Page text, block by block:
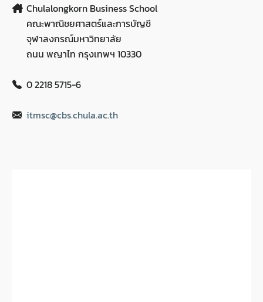
Chulalongkorn Business School
คณะพาณิชยศาสตร์และการบัญชี
จุฬาลงกรณ์มหาวิทยาลัย
ถนน พญาไท กรุงเทพฯ 10330
0 2218 5715-6
itmsc@cbs.chula.ac.th